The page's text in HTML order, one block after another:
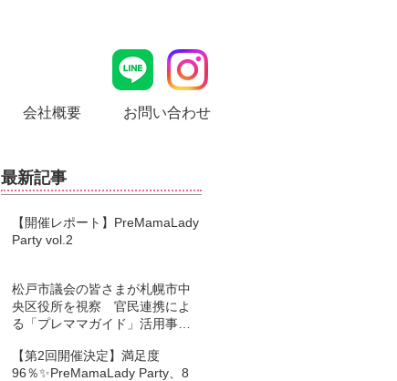
会社概要 お問い合わせ
最新記事
【開催レポート】PreMamaLady
Party vol.2
松戸市議会の皆さまが札幌市中
央区役所を視察 官民連携によ
る「プレママガイド」活用事例
【第2回開催決定】満足度
96％✨PreMamaLady Party、8